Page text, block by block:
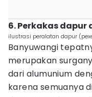
6. Perkakas
ilustrasi peralatan dapur
Banyuwangi
merupakan
dari alumunium
karena semuanya